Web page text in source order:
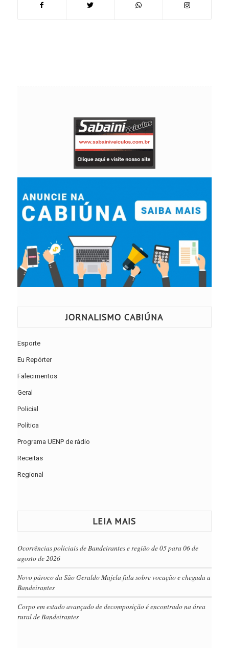
JORNALISMO CABIÚNA
Esporte
Eu Repórter
Falecimentos
Geral
Policial
Política
Programa UENP de rádio
Receitas
Regional
LEIA MAIS
Ocorrências policiais de Bandeirantes e região de 05 para 06 de
agosto de 2026
Novo pároco da São Geraldo Majela fala sobre vocação e chegada a
Bandeirantes
Corpo em estado avançado de decomposição é encontrado na área
rural de Bandeirantes